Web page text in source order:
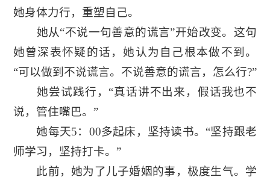
她身体力行，重塑自己。
她从“不说一句善意的谎言”开始改变。这句
她曾深表怀疑的话，她认为自己根本做不到。
“可以做到不说谎言。不说善意的谎言，怎么行?”
她尝试践行，“真话讲不出来，假话我也不
说，管住嘴巴。”
她每天5：00多起床，坚持读书。“坚持跟老
师学习，坚持打卡。”
此前，她为了儿子婚姻的事，极度生气。学